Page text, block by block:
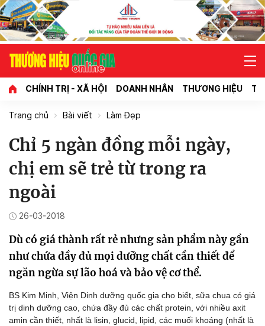
CHÍNH TRỊ - XÃ HỘI DOANH NHÂN THƯƠNG HIỆU
Trang chủ Bài viết Làm Đẹp
Chỉ 5 ngàn đồng mỗi ngày,
chị em sẽ trẻ từ trong ra
ngoài
26-03-2018
Dù có giá thành rất rẻ nhưng sản phẩm này gần
như chứa đầy đủ mọi dưỡng chất cần thiết để
ngăn ngừa sự lão hoá và bảo vệ cơ thể.
BS Kim Minh, Viện Dinh dưỡng quốc gia cho biết, sữa chua có giá
trị dinh dưỡng cao, chứa đầy đủ các chất protein, với nhiều axit
amin cần thiết, nhất là lisin, glucid, lipid, các muối khoáng (nhất là